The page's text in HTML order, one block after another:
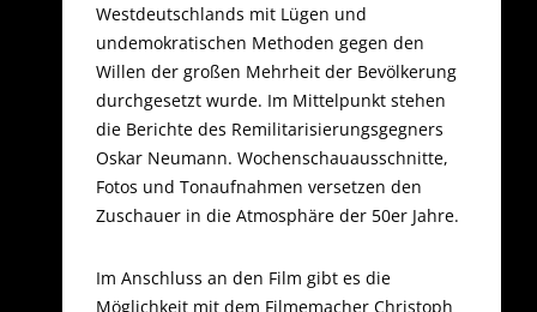
Westdeutschlands mit Lügen und
undemokratischen Methoden gegen den
Willen der großen Mehrheit der Bevölkerung
durchgesetzt wurde. Im Mittelpunkt stehen
die Berichte des Remilitarisierungsgegners
Oskar Neumann. Wochenschauausschnitte,
Fotos und Tonaufnahmen versetzen den
Zuschauer in die Atmosphäre der 50er Jahre.
Im Anschluss an den Film gibt es die
Möglichkeit mit dem Filmemacher Christoph